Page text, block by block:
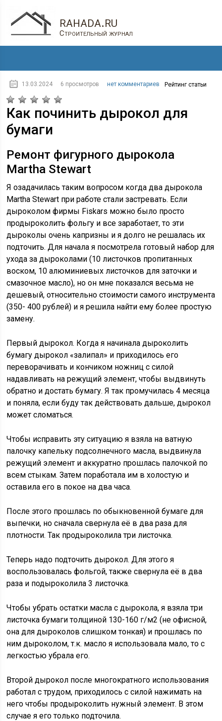
rahada.ru
Строительный журнал
13.03.2024 6 просмотров нет комментариев Рейтинг статьи
Как починить дырокол для
бумаги
Ремонт фигурного дырокола
Martha Stewart
Я озадачилась таким вопросом когда два дырокола
Martha Stewart при работе стали застревать. Если
дыроколом фирмы Fiskars можно было просто
продыроколить фольгу и все заработает, то эти
дыроколы очень капризны и я долго не решалась их
подточить. Для начала я посмотрела готовый набор для
ухода за дыроколами (10 листочков пропитанных
воском, 10 алюминиевых листочков для заточки и
смазочное масло), но он мне показался весьма не
дешевый, относительно стоимости самого инструмента
(350- 400 рублей) и я решила найти ему более простую
замену.
Первый дырокол. Когда я начинала дыроколить
бумагу дырокол «залипал» и приходилось его
переворачивать и кончиком ножниц с силой
надавливать на режущий элемент, чтобы выдвинуть
обратно и достать бумагу. Я так промучилась 4 месяца
и поняла, если буду так действовать дальше, дырокол
может сломаться.
Чтобы исправить эту ситуацию я взяла на ватную
палочку капельку подсолнечного масла, выдвинула
режущий элемент и аккуратно прошлась палочкой по
всем стыкам. Затем поработала им в холостую и
оставила его в покое на два часа.
После этого прошлась по обыкновенной бумаге для
выпечки, но сначала свернула её в два раза для
плотности. Так продыроколила три листочка.
Теперь надо подточить дырокол. Для этого я
воспользовалась фольгой, также свернула её в два
раза и подыроколила 3 листочка.
Чтобы убрать остатки масла с дырокола, я взяла три
листочка бумаги толщиной 130-160 г/м2 (не офисной,
она для дыроколов слишком тонкая) и прошлась по
ним дыроколом, т.к. масло я использовала мало, то с
легкостью убрала его.
Второй дырокол после многократного использования
работал с трудом, приходилось с силой нажимать на
него чтобы продыроколить нужный элемент. В этом
случае я его только подточила.